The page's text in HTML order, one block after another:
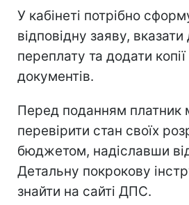
У кабінеті потрібно
відповідну заяву, вказати
переплату та додати
документів.
Перед поданням платник
перевірити стан своїх
бюджетом, надіславши
Детальну покрокову
знайти на сайті ДПС.